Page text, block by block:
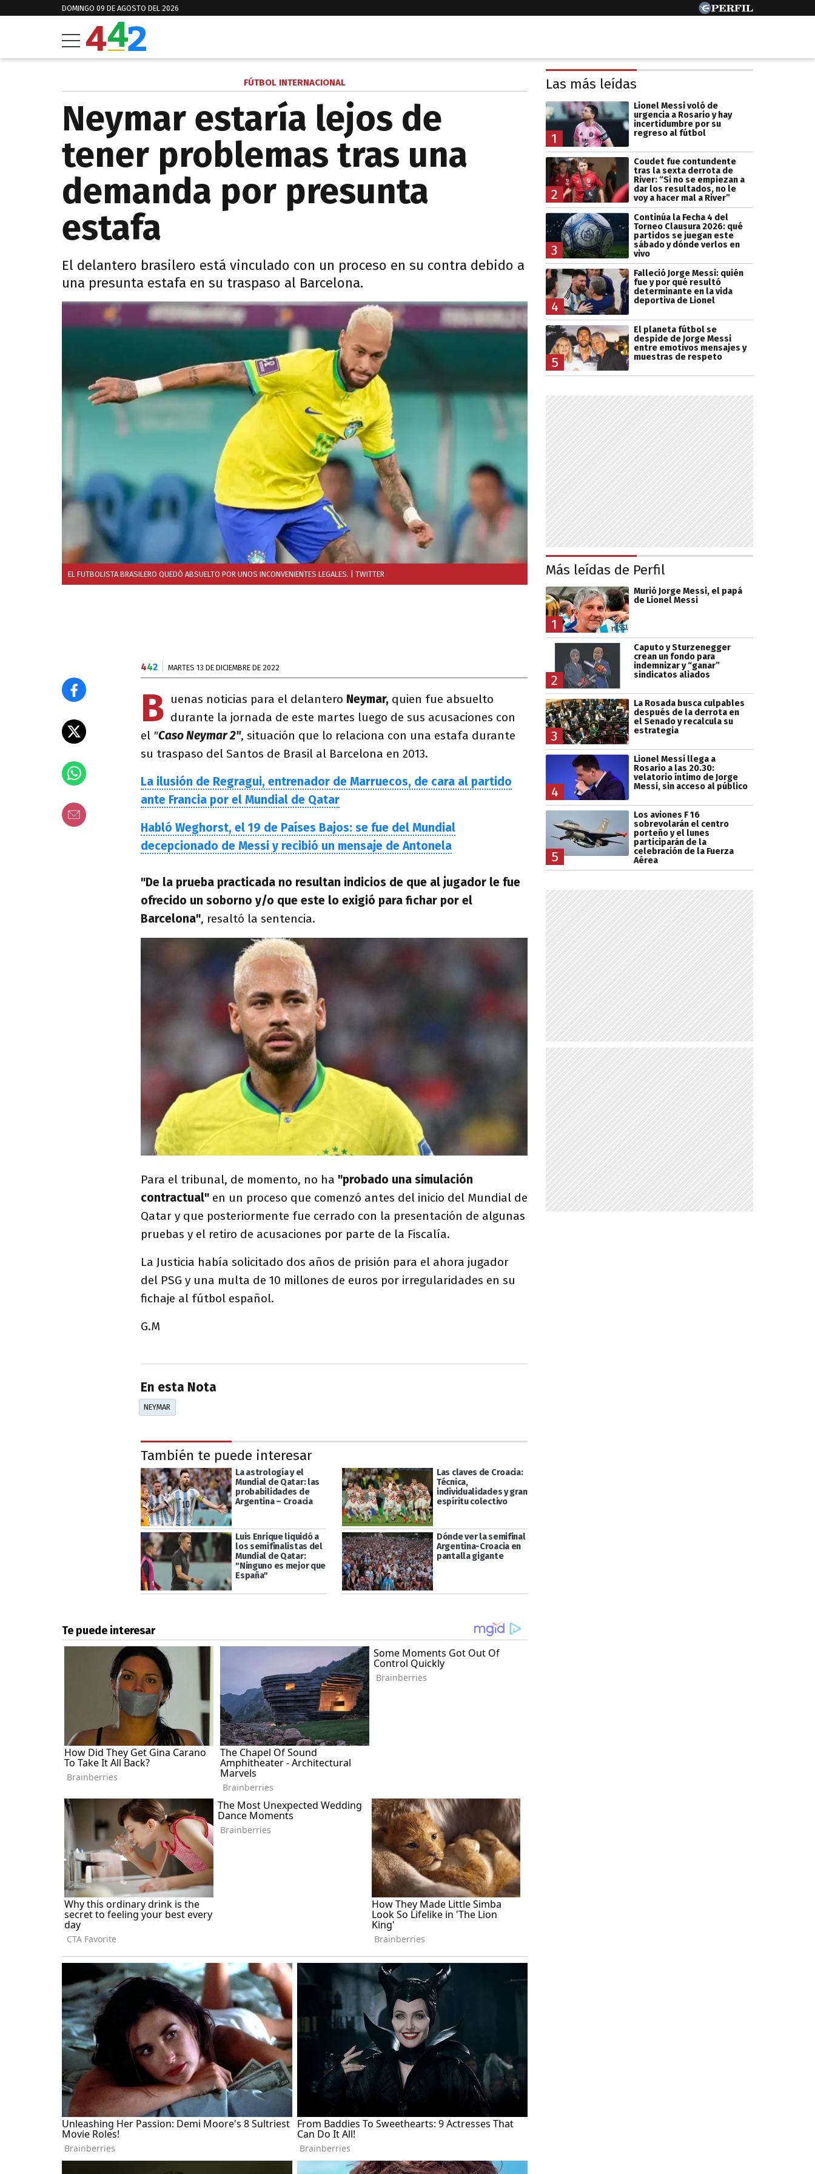
DOMINGO 09 DE AGOSTO DEL 2026
FÚTBOL INTERNACIONAL
Neymar estaría lejos de
tener problemas tras una
demanda por presunta
estafa
El delantero brasilero está vinculado con un proceso en su contra debido a
una presunta estafa en su traspaso al Barcelona.
EL FUTBOLISTA BRASILERO QUEDÓ ABSUELTO POR UNOS INCONVENIENTES LEGALES. | TWITTER
442 MARTES 13 DE DICIEMBRE DE 2022
B uenas noticias para el delantero Neymar, quien fue absuelto
durante la jornada de este martes luego de sus acusaciones con
el "Caso Neymar 2", situación que lo relaciona con una estafa durante
su traspaso del Santos de Brasil al Barcelona en 2013.
La ilusión de Regragui, entrenador de Marruecos, de cara al partido
ante Francia por el Mundial de Qatar
Habló Weghorst, el 19 de Países Bajos: se fue del Mundial
decepcionado de Messi y recibió un mensaje de Antonela
"De la prueba practicada no resultan indicios de que al jugador le fue
ofrecido un soborno y/o que este lo exigió para fichar por el
Barcelona", resaltó la sentencia.
Para el tribunal, de momento, no ha "probado una simulación
contractual" en un proceso que comenzó antes del inicio del Mundial de
Qatar y que posteriormente fue cerrado con la presentación de algunas
pruebas y el retiro de acusaciones por parte de la Fiscalía.
La Justicia había solicitado dos años de prisión para el ahora jugador
del PSG y una multa de 10 millones de euros por irregularidades en su
fichaje al fútbol español.
G.M
En esta Nota
NEYMAR
También te puede interesar
La astrología y el
Mundial de Qatar: las
probabilidades de
Argentina – Croacia
Las claves de Croacia:
Técnica,
individualidades y gran
espíritu colectivo
Luis Enrique liquidó a
los semifinalistas del
Mundial de Qatar:
"Ninguno es mejor que
España"
Dónde ver la semifinal
Argentina-Croacia en
pantalla gigante
Las más leídas
1
Lionel Messi voló de
urgencia a Rosario y hay
incertidumbre por su
regreso al fútbol
2
Coudet fue contundente
tras la sexta derrota de
River: “Si no se empiezan a
dar los resultados, no le
voy a hacer mal a River”
3
Continúa la Fecha 4 del
Torneo Clausura 2026: qué
partidos se juegan este
sábado y dónde verlos en
vivo
4
Falleció Jorge Messi: quién
fue y por qué resultó
determinante en la vida
deportiva de Lionel
5
El planeta fútbol se
despide de Jorge Messi
entre emotivos mensajes y
muestras de respeto
Más leídas de Perfil
1
Murió Jorge Messi, el papá
de Lionel Messi
2
Caputo y Sturzenegger
crean un fondo para
indemnizar y “ganar”
sindicatos aliados
3
La Rosada busca culpables
después de la derrota en
el Senado y recalcula su
estrategia
4
Lionel Messi llega a
Rosario a las 20.30:
velatorio íntimo de Jorge
Messi, sin acceso al público
5
Los aviones F 16
sobrevolarán el centro
porteño y el lunes
participarán de la
celebración de la Fuerza
Aérea